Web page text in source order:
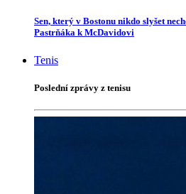
Sen, který v Bostonu nikdo slyšet
Pastrňáka k McDavidovi
Tenis
Poslední zprávy z tenisu